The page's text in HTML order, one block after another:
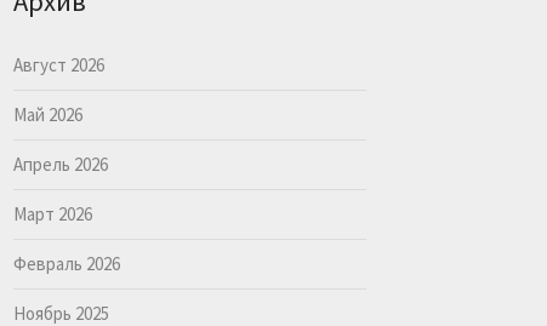
Август 2026
Май 2026
Апрель 2026
Март 2026
Февраль 2026
Ноябрь 2025